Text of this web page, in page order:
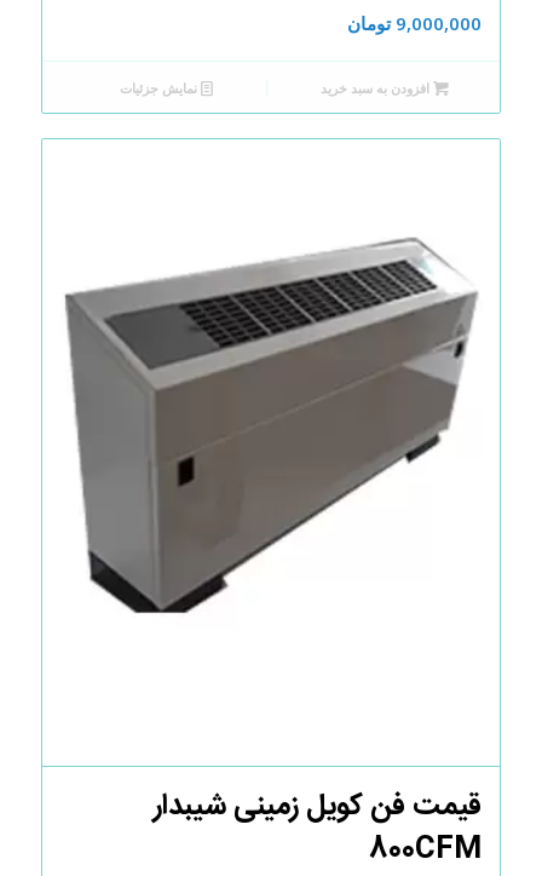
9,000,000 تومان
افزودن به سبد خرید نمایش جزئیات
قیمت فن کویل زمینی شیبدار
800CFM